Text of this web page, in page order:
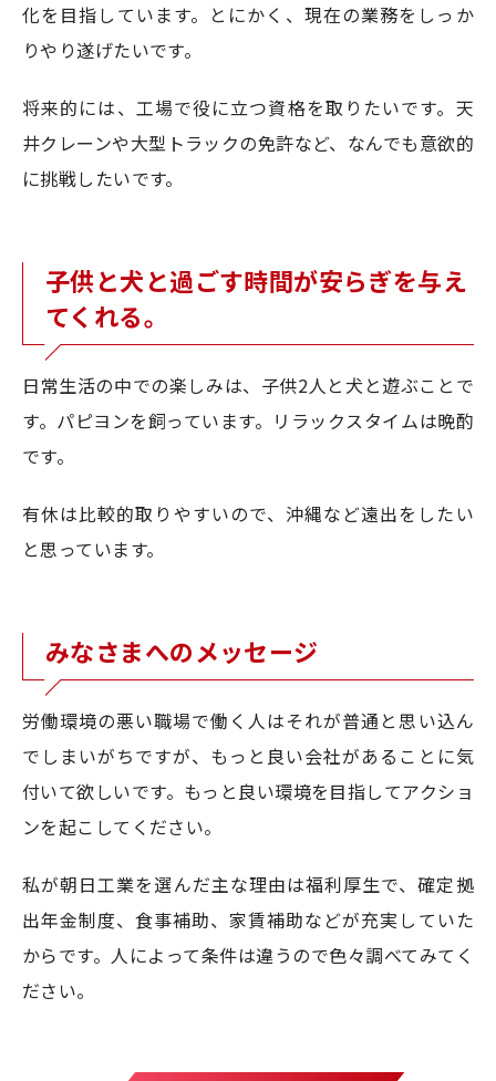
化を目指しています。とにかく、現在の業務をしっか
りやり遂げたいです。
将来的には、工場で役に立つ資格を取りたいです。天
井クレーンや大型トラックの免許など、なんでも意欲的
に挑戦したいです。
子供と犬と過ごす時間が安らぎを与え
てくれる。
日常生活の中での楽しみは、子供2人と犬と遊ぶことで
す。パピヨンを飼っています。リラックスタイムは晩酌
です。
有休は比較的取りやすいので、沖縄など遠出をしたい
と思っています。
みなさまへのメッセージ
労働環境の悪い職場で働く人はそれが普通と思い込ん
でしまいがちですが、もっと良い会社があることに気
付いて欲しいです。もっと良い環境を目指してアクショ
ンを起こしてください。
私が朝日工業を選んだ主な理由は福利厚生で、確定拠
出年金制度、食事補助、家賃補助などが充実していた
からです。人によって条件は違うので色々調べてみてく
ださい。